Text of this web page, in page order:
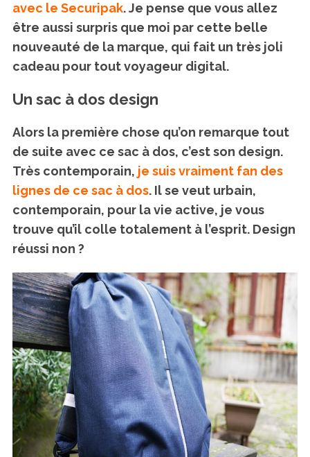
avec le Securipak. Je pense que vous allez
être aussi surpris que moi par cette belle
nouveauté de la marque, qui fait un très joli
cadeau pour tout voyageur digital.
Un sac à dos design
Alors la première chose qu’on remarque tout
de suite avec ce sac à dos, c’est son design.
Très contemporain, je suis vraiment fan des
lignes de ce sac à dos. Il se veut urbain,
contemporain, pour la vie active, je vous
trouve qu’il colle totalement à l’esprit. Design
réussi non ?